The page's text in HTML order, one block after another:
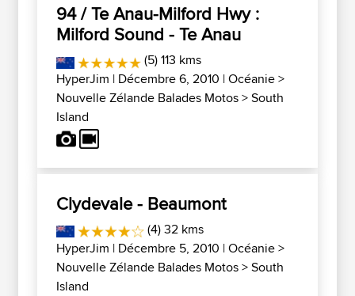
94 / Te Anau-Milford Hwy :
Milford Sound - Te Anau
(5) 113 kms
HyperJim | Décembre 6, 2010 |Océanie>
Nouvelle Zélande Balades Motos>South
Island
Clydevale - Beaumont
(4) 32 kms
HyperJim | Décembre 5, 2010 |Océanie>
Nouvelle Zélande Balades Motos>South
Island